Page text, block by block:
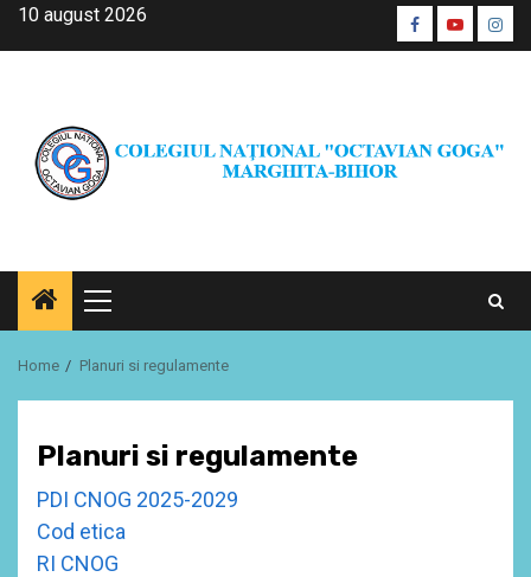
Skip10 august 2026 Facebook
Youtube
CŞE
Primary
Menu
Home Planuri si regulamente
Planuri si regulamente
PDI CNOG 2025-2029
Cod etica
RI CNOG